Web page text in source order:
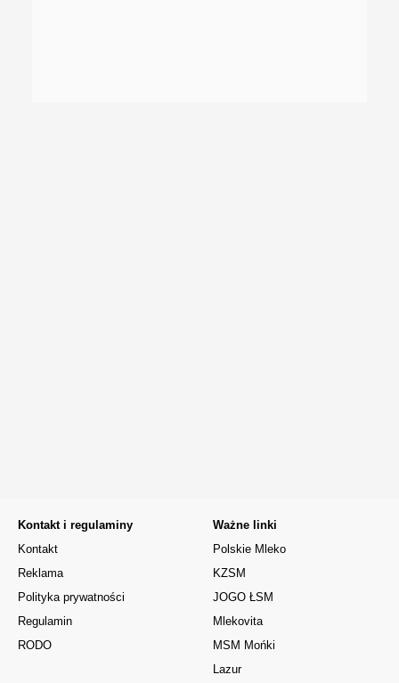
Kontakt i regulaminy
Kontakt
Reklama
Polityka prywatności
Regulamin
RODO
Ważne linki
Polskie Mleko
KZSM
JOGO ŁSM
Mlekovita
MSM Mońki
Lazur